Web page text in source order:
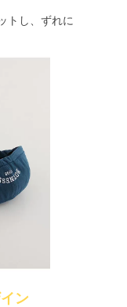
トし、ずれに
ン